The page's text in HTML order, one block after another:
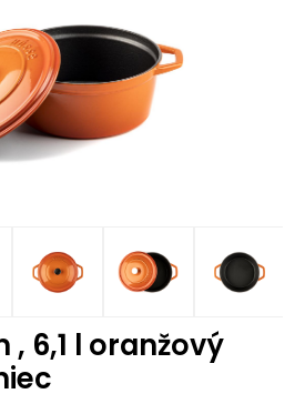
, 6,1 l oranžový